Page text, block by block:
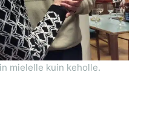
mielelle kuin keholle.